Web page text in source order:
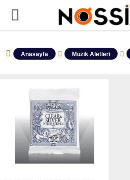
TAMAMI DEMODUR
Anasayfa Müzik Aletleri